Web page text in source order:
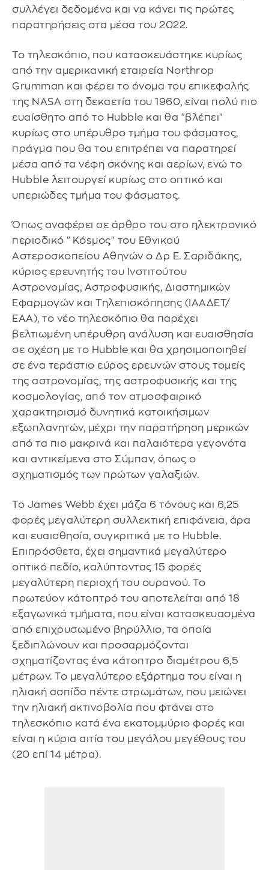
συλλέγει δεδομένα και να κάνει τις πρώτες
παρατηρήσεις στα μέσα του 2022.
Το τηλεσκόπιο, που κατασκευάστηκε κυρίως
από την αμερικανική εταιρεία Northrop
Grumman και φέρει το όνομα του επικεφαλής
της NASA στη δεκαετία του 1960, είναι πολύ πιο
ευαίσθητο από το Hubble και θα "βλέπει"
κυρίως στο υπέρυθρο τμήμα του φάσματος,
πράγμα που θα του επιτρέπει να παρατηρεί
μέσα από τα νέφη σκόνης και αερίων, ενώ το
Hubble λειτουργεί κυρίως στο οπτικό και
υπεριώδες τμήμα του φάσματος.
Όπως αναφέρει σε άρθρο του στο ηλεκτρονικό
περιοδικό "Κόsμος" του Εθνικού
Αστεροσκοπείου Αθηνών ο Δρ Ε. Σαριδάκης,
κύριος ερευνητής του Ινστιτούτου
Αστρονομίας, Αστροφυσικής, Διαστημικών
Εφαρμογών και Τηλεπισκόπησης (ΙΑΑΔΕΤ/
ΕΑΑ), το νέο τηλεσκόπιο θα παρέχει
βελτιωμένη υπέρυθρη ανάλυση και ευαισθησία
σε σχέση με το Hubble και θα χρησιμοποιηθεί
σε ένα τεράστιο εύρος ερευνών στους τομείς
της αστρονομίας, της αστροφυσικής και της
κοσμολογίας, από τον ατμοσφαιρικό
χαρακτηρισμό δυνητικά κατοικήσιμων
εξωπλανητών, μέχρι την παρατήρηση μερικών
από τα πιο μακρινά και παλαιότερα γεγονότα
και αντικείμενα στο Σύμπαν, όπως ο
σχηματισμός των πρώτων γαλαξιών.
Το James Webb έχει μάζα 6 τόνους και 6,25
φορές μεγαλύτερη συλλεκτική επιφάνεια, άρα
και ευαισθησία, συγκριτικά με το Hubble.
Επιπρόσθετα, έχει σημαντικά μεγαλύτερο
οπτικό πεδίο, καλύπτοντας 15 φορές
μεγαλύτερη περιοχή του ουρανού. Το
πρωτεύον κάτοπτρό του αποτελείται από 18
εξαγωνικά τμήματα, που είναι κατασκευασμένα
από επιχρυσωμένο βηρύλλιο, τα οποία
ξεδιπλώνουν και προσαρμόζονται
σχηματίζοντας ένα κάτοπτρο διαμέτρου 6,5
μέτρων. Το μεγαλύτερο εξάρτημα του είναι η
ηλιακή ασπίδα πέντε στρωμάτων, που μειώνει
την ηλιακή ακτινοβολία που φτάνει στο
τηλεσκόπιο κατά ένα εκατομμύριο φορές και
είναι η κύρια αιτία του μεγάλου μεγέθους του
(20 επί 14 μέτρα).